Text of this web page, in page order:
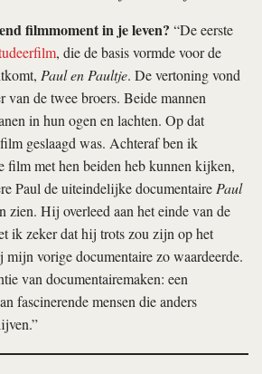
filmmoment in je leven? “De eerste
, die de basis vormde voor de
Paul en Paultje. De vertoning vond
van de twee broers. Beide mannen
in hun ogen en lachten. Op dat
geslaagd was. Achteraf ben ik
film met hen beiden heb kunnen kijken,
Paul de uiteindelijke documentairePaul
zien. Hij overleed aan het einde van de
ik zeker dat hij trots zou zijn op het
mijn vorige documentaire zo waardeerde.
van documentairemaken: een
fascinerende mensen die anders